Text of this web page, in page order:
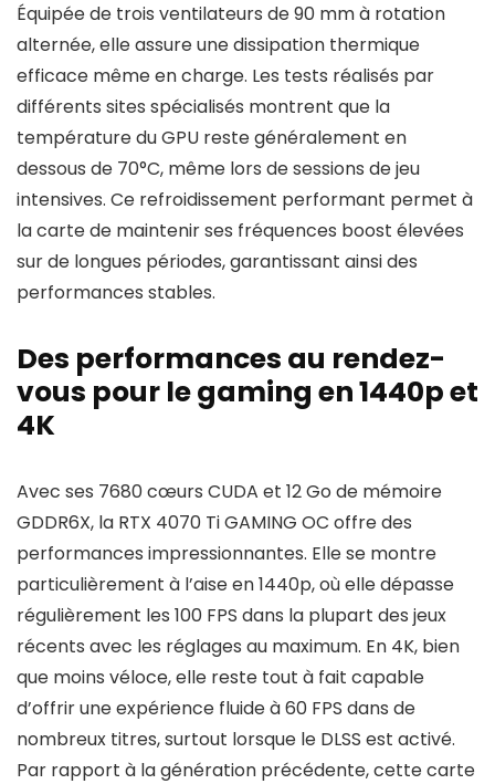
Équipée de trois ventilateurs de 90 mm à rotation
alternée, elle assure une dissipation thermique
efficace même en charge. Les tests réalisés par
différents sites spécialisés montrent que la
température du GPU reste généralement en
dessous de 70°C, même lors de sessions de jeu
intensives. Ce refroidissement performant permet à
la carte de maintenir ses fréquences boost élevées
sur de longues périodes, garantissant ainsi des
performances stables.
Des performances au rendez-
vous pour le gaming en 1440p et
4K
Avec ses 7680 cœurs CUDA et 12 Go de mémoire
GDDR6X, la RTX 4070 Ti GAMING OC offre des
performances impressionnantes. Elle se montre
particulièrement à l’aise en 1440p, où elle dépasse
régulièrement les 100 FPS dans la plupart des jeux
récents avec les réglages au maximum. En 4K, bien
que moins véloce, elle reste tout à fait capable
d’offrir une expérience fluide à 60 FPS dans de
nombreux titres, surtout lorsque le DLSS est activé.
Par rapport à la génération précédente, cette carte